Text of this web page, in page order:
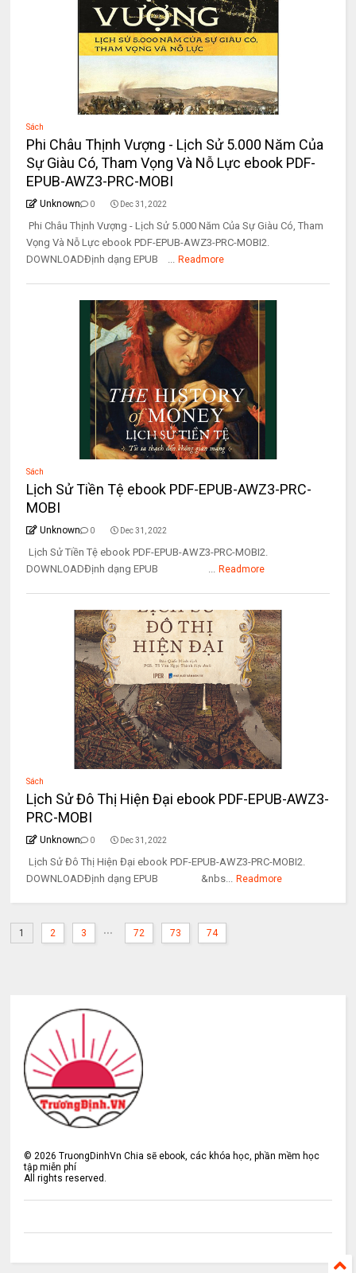
Sách
Phi Châu Thịnh Vượng - Lịch Sử 5.000 Năm Của
Sự Giàu Có, Tham Vọng Và Nỗ Lực ebook PDF-
EPUB-AWZ3-PRC-MOBI
Unknown 0 Dec 31, 2022
Phi Châu Thịnh Vượng - Lịch Sử 5.000 Năm Của Sự Giàu Có, Tham
Vọng Và Nỗ Lực ebook PDF-EPUB-AWZ3-PRC-MOBI2.
DOWNLOADĐịnh dạng EPUB ... Readmore
Sách
Lịch Sử Tiền Tệ ebook PDF-EPUB-AWZ3-PRC-
MOBI
Unknown 0 Dec 31, 2022
Lịch Sử Tiền Tệ ebook PDF-EPUB-AWZ3-PRC-MOBI2.
DOWNLOADĐịnh dạng EPUB ... Readmore
Sách
Lịch Sử Đô Thị Hiện Đại ebook PDF-EPUB-AWZ3-
PRC-MOBI
Unknown 0 Dec 31, 2022
Lịch Sử Đô Thị Hiện Đại ebook PDF-EPUB-AWZ3-PRC-MOBI2.
DOWNLOADĐịnh dạng EPUB &nbs... Readmore
1 2 3 ... 72 73 74
©2026 TruongDinhVn Chia sẽ ebook, các khóa học, phần mềm học
tập miễn phí
All rights reserved.